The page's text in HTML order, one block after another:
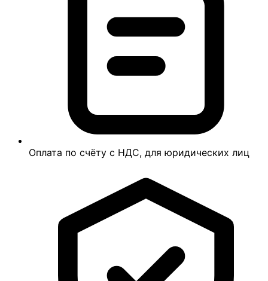
Оплата по счёту с НДС, для юридических лиц